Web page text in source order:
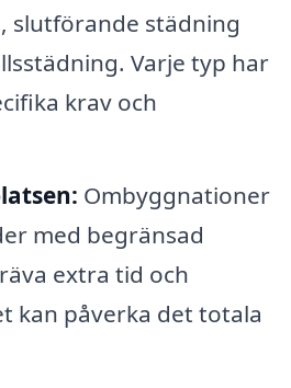
slutförande städning
Varje typ har
krav och
Ombyggnationer
med begränsad
extra tid och
kan påverka det totala